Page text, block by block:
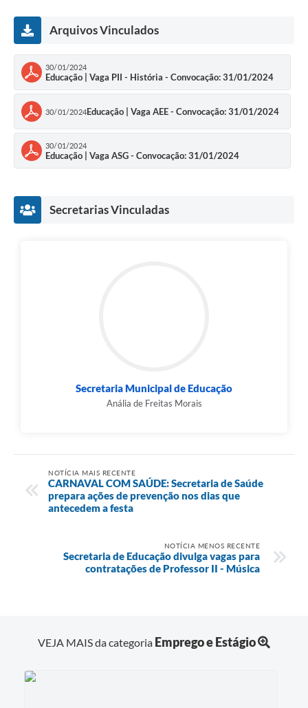
Arquivos Vinculados
30/01/2024
Educação | Vaga PII - História - Convocação: 31/01/2024
30/01/2024Educação | Vaga AEE - Convocação: 31/01/2024
30/01/2024
Educação | Vaga ASG - Convocação: 31/01/2024
Secretarias Vinculadas
Secretaria Municipal de Educação
Anália de Freitas Morais
NOTÍCIA MAIS RECENTE
CARNAVAL COM SAÚDE: Secretaria de Saúde
prepara ações de prevenção nos dias que
antecedem a festa
NOTÍCIA MENOS RECENTE
Secretaria de Educação divulga vagas para
contratações de Professor II - Música
VEJA MAIS da categoria Emprego e Estágio